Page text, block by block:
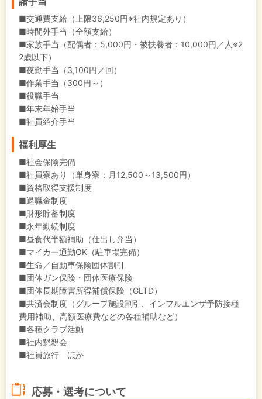
■交通費支給（上限36,250円※社内規定あり）
■時間外手当（全額支給）
■家族手当（配偶者：5,000円・被扶養者：10,000円／人※2
2歳以下）
■夜勤手当（3,100円／回）
■作業手当（300円～）
■役職手当
■年末年始手当
■社員紹介手当
福利厚生
■社会保険完備
■社員寮あり（単身寮：月12,500～13,500円）
■資格取得支援制度
■退職金制度
■財形貯蓄制度
■永年勤続制度
■昼食代半額補助（仕出し弁当）
■マイカー通勤OK（駐車場完備）
■生命／自動車保険団体割引
■団体ガン保険・団体医療保険
■団体長期障害所得補償保険（GLTD）
■共済会制度（グループ施設割引、インフルエンザ予防接種
費用補助、高額医療費などの各種補助など）
■各種クラブ活動
■社内懇親会
■社員旅行 ほか
応募・選考について